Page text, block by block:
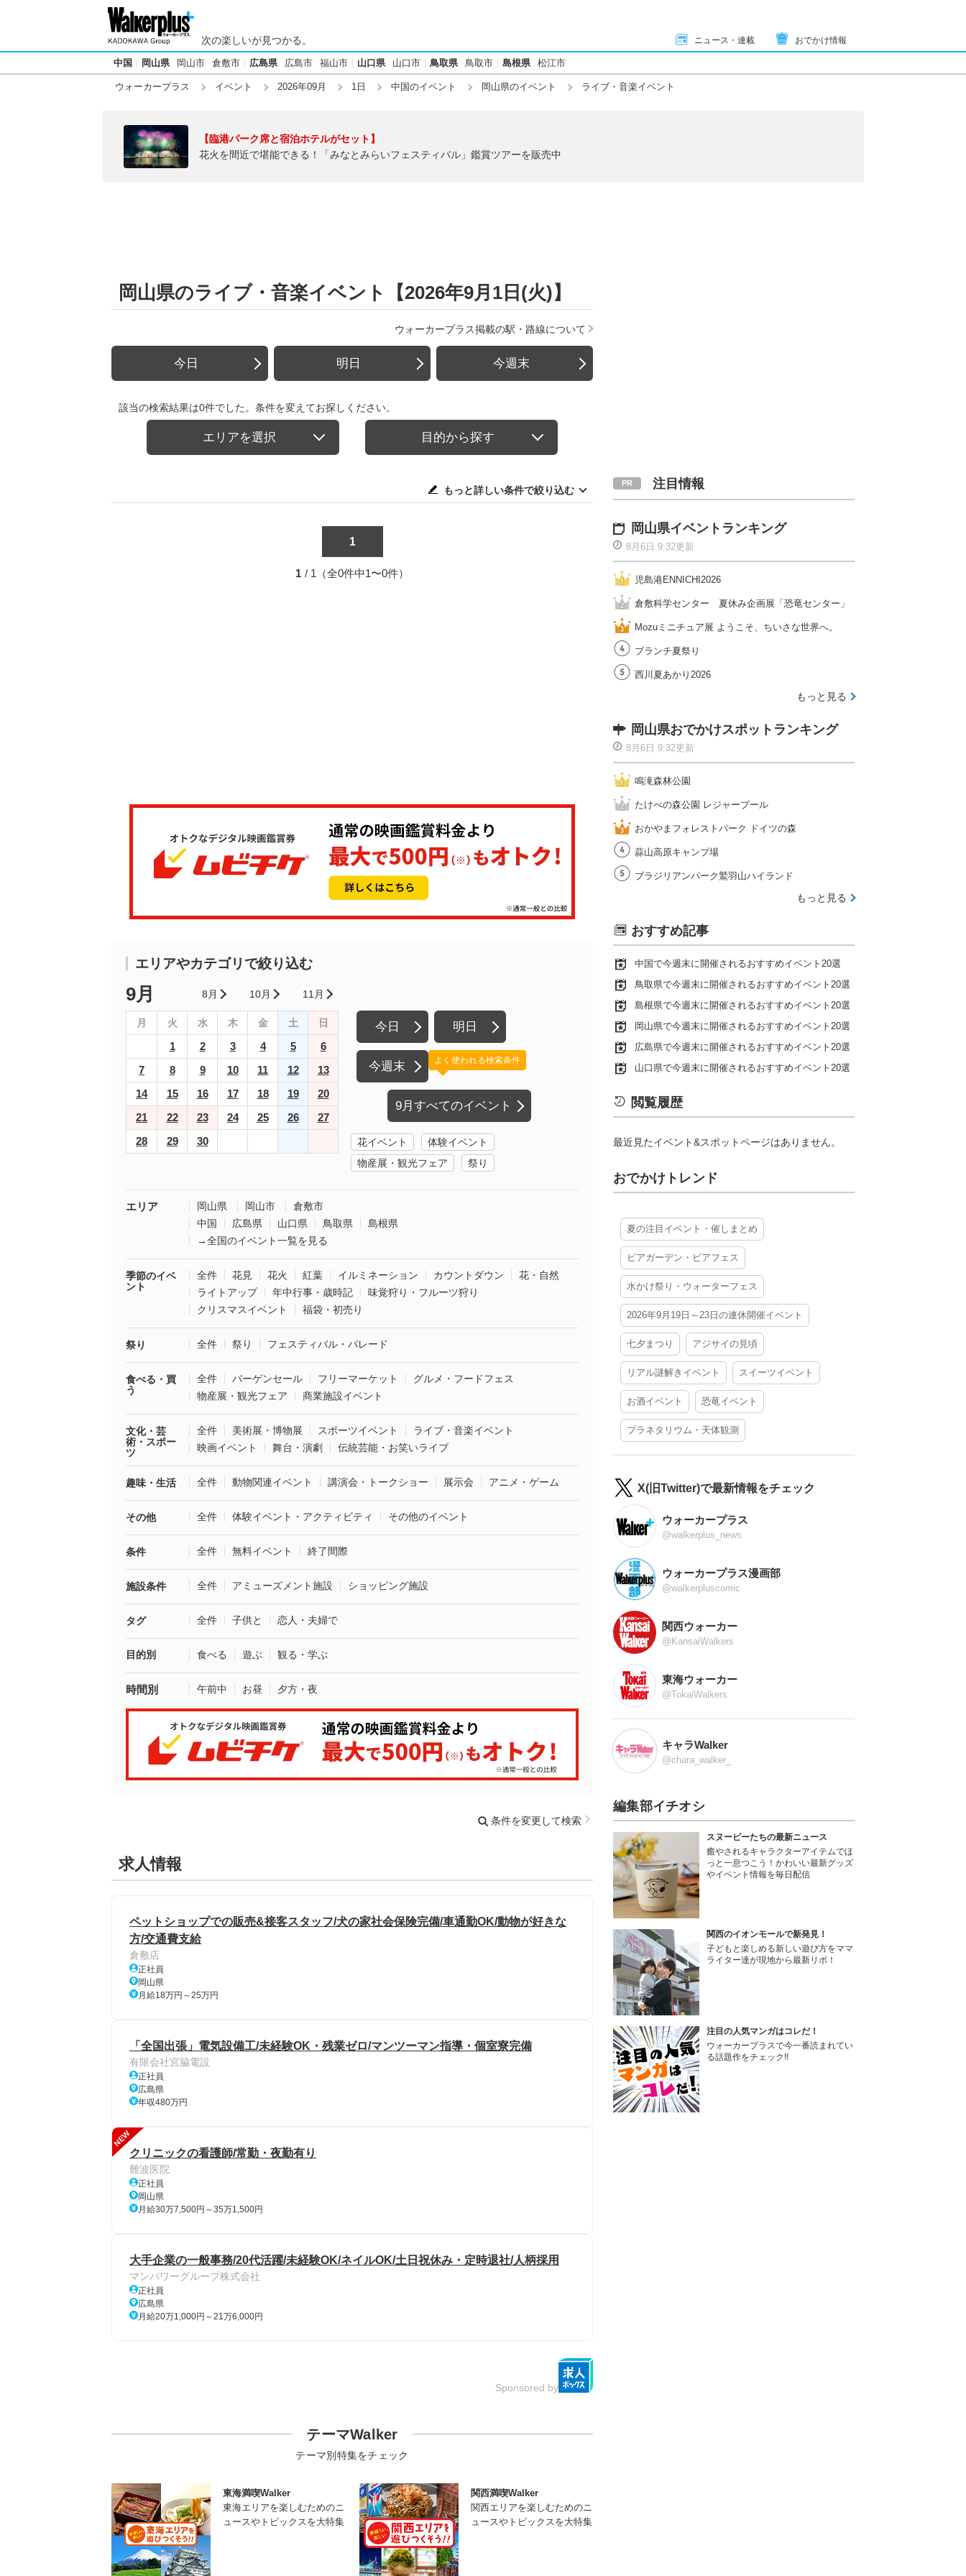
次の楽しいが見つかる。 ニュース・連載 おでかけ情報
中国 岡山県 岡山市 倉敷市 広島県 広島市 福山市 山口県 山口市 鳥取県 鳥取市 島根県 松江市
ウォーカープラス イベント 2026年09月 1日 中国のイベント 岡山県のイベント ライブ・音楽イベント
【臨港パーク席と宿泊ホテルがセット】
花火を間近で堪能できる！「みなとみらいフェスティバル」鑑賞ツアーを販売中
岡山県のライブ・音楽イベント【2026年9月1日(火)】
ウォーカープラス掲載の駅・路線について
今日 明日 今週末
該当の検索結果は0件でした。条件を変えてお探しください。
エリアを選択 目的から探す
もっと詳しい条件で絞り込む
1
1 / 1（全0件中1〜0件）
エリアやカテゴリで絞り込む
9月 8月 10月 11月
月 火 水 木 金 土 日
1 2 3 4 5
6
7
8 9 10 11 12
13
14
15 16 17 18 19
20
21
22 23 24 25 26
27
28
29 30
今日 明日
今週末
9月すべてのイベント
よく使われる検索条件
花イベント
体験イベント
物産展・観光フェア
祭り
エリア 岡山県 岡山市
倉敷市
中国
広島県 山口県 鳥取県
島根県
→全国のイベント一覧を見る
季節のイベ
ント
全件 花見 花火 紅葉 イルミネーション カウントダウン
花・自然
ライトアップ
年中行事・歳時記
味覚狩り・フルーツ狩り
クリスマスイベント
福袋・初売り
祭り 全件 祭り フェスティバル・パレード
食べる・買
う
全件 バーゲンセール フリーマーケット
グルメ・フードフェス
物産展・観光フェア
商業施設イベント
文化・芸
術・スポー
ツ
全件 美術展・博物展 スポーツイベント
ライブ・音楽イベント
映画イベント
舞台・演劇 伝統芸能・お笑いライブ
趣味・生活 全件 動物関連イベント 講演会・トークショー 展示会 アニメ・ゲーム
その他 全件 体験イベント・アクティビティ その他のイベント
条件 全件 無料イベント 終了間際
施設条件 全件 アミューズメント施設 ショッピング施設
タグ 全件 子供と 恋人・夫婦で
目的別 食べる 遊ぶ 観る・学ぶ
時間別 午前中 お昼 夕方・夜
条件を変更して検索
求人情報
ペットショップでの販売&接客スタッフ/犬の家社会保険完備/車通勤OK/動物が好きな
方/交通費支給
倉敷店
正社員
岡山県
月給18万円～25万円
「全国出張」電気設備工/未経験OK・残業ゼロ/マンツーマン指導・個室寮完備
有限会社宮脇電設
正社員
広島県
年収480万円
NEW
クリニックの看護師/常勤・夜勤有り
難波医院
正社員
岡山県
月給30万7,500円～35万1,500円
大手企業の一般事務/20代活躍/未経験OK/ネイルOK/土日祝休み・定時退社/人柄採用
マンパワーグループ株式会社
正社員
広島県
月給20万1,000円～21万6,000円
Sponsored by
テーマWalker
テーマ別特集をチェック
東海満喫Walker
東海エリアを楽しむためのニ
ュースやトピックスを大特集
関西満喫Walker
関西エリアを楽しむためのニ
ュースやトピックスを大特集
注目情報
岡山県イベントランキング
8月6日 9:32更新
児島港ENNICHI2026
倉敷科学センター 夏休み企画展「恐竜センター」
Mozuミニチュア展 ようこそ、ちいさな世界へ。
ブランチ夏祭り
西川夏あかり2026
もっと見る
岡山県おでかけスポットランキング
8月6日 9:32更新
鳴滝森林公園
たけべの森公園 レジャープール
おかやまフォレストパーク ドイツの森
蒜山高原キャンプ場
ブラジリアンパーク鷲羽山ハイランド
もっと見る
おすすめ記事
中国で今週末に開催されるおすすめイベント20選
鳥取県で今週末に開催されるおすすめイベント20選
島根県で今週末に開催されるおすすめイベント20選
岡山県で今週末に開催されるおすすめイベント20選
広島県で今週末に開催されるおすすめイベント20選
山口県で今週末に開催されるおすすめイベント20選
閲覧履歴
最近見たイベント&スポットページはありません。
おでかけトレンド
夏の注目イベント・催しまとめ
ビアガーデン・ビアフェス
水かけ祭り・ウォーターフェス
2026年9月19日～23日の連休開催イベント
七夕まつり アジサイの見頃
リアル謎解きイベント スイーツイベント
お酒イベント 恐竜イベント
プラネタリウム・天体観測
X(旧Twitter)で最新情報をチェック
ウォーカープラス
@walkerplus_news
ウォーカープラス漫画部
@walkerpluscomic
関西ウォーカー
@KansaiWalkers
東海ウォーカー
@TokaiWalkers
キャラWalker
@chara_walker_
編集部イチオシ
スヌーピーたちの最新ニュース
癒やされるキャラクターアイテムでほ
っと一息つこう！かわいい最新グッズ
やイベント情報を毎日配信
関西のイオンモールで新発見！
子どもと楽しめる新しい遊び方をママ
ライター達が現地から最新リポ！
注目の人気マンガはコレだ！
ウォーカープラスで今一番読まれてい
る話題作をチェック!!